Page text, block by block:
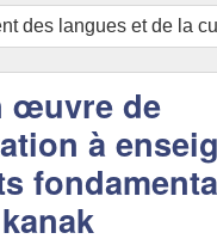
des langues et de la
œuvre de
à